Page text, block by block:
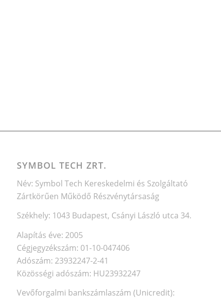
SYMBOL TECH ZRT.
Név: Symbol Tech Kereskedelmi és Szolgáltató
Zártkörűen Működő Részvénytársaság
Székhely: 1043 Budapest, Csányi László utca 34.
Alapítás éve: 2005
Cégjegyzékszám: 01-10-047406
Adószám: 23932247-2-41
Közösségi adószám: HU23932247
Vevőforgalmi bankszámlaszám (Unicredit):